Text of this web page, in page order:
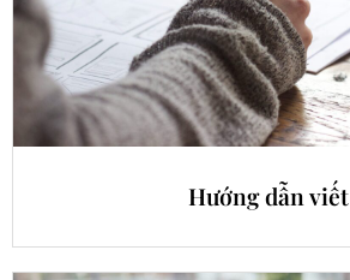
Hướng dẫn viết